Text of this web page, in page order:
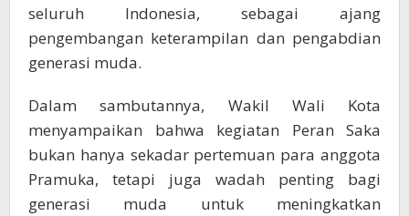
seluruh Indonesia, sebagai ajang
pengembangan keterampilan dan pengabdian
generasi muda.
Dalam sambutannya, Wakil Wali Kota
menyampaikan bahwa kegiatan Peran Saka
bukan hanya sekadar pertemuan para anggota
Pramuka, tetapi juga wadah penting bagi
generasi muda untuk meningkatkan